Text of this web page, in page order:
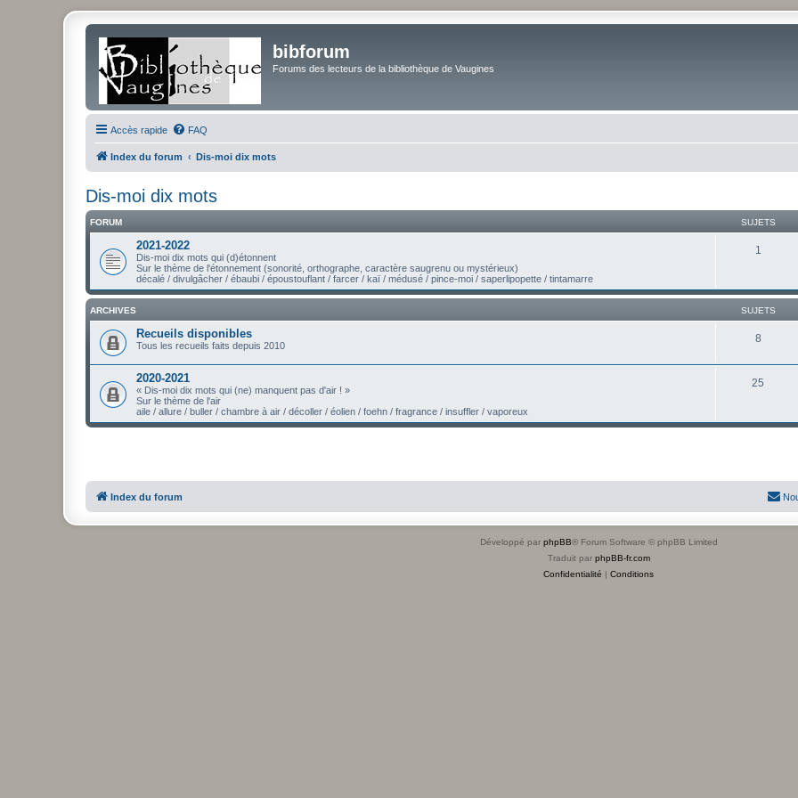
bibforum
Forums des lecteurs de la bibliothèque de Vaugines
Accès rapide FAQ
Index du forum Dis-moi dix mots
Dis-moi dix mots
FORUM SUJETS
2021-2022
Dis-moi dix mots qui (d)étonnent
Sur le thème de l'étonnement (sonorité, orthographe, caractère saugrenu ou mystérieux)
décalé / divulgâcher / ébaubi / époustouflant / farcer / kaï / médusé / pince-moi / saperlipopette / tintamarre
1
ARCHIVES SUJETS
Recueils disponibles
Tous les recueils faits depuis 2010
8
2020-2021
« Dis-moi dix mots qui (ne) manquent pas d'air ! »
Sur le thème de l'air
aile / allure / buller / chambre à air / décoller / éolien / foehn / fragrance / insuffler / vaporeux
25
Index du forum
Développé par phpBB® Forum Software © phpBB Limited
Traduit par phpBB-fr.com
Confidentialité | Conditions